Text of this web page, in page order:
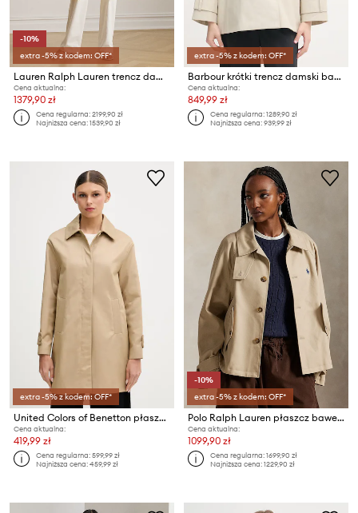
-10%
extra -5% z kodem: OFF*
Lauren Ralph Lauren trencz damski lniany
Cena aktualna:
1379,90 zł
Cena regularna:2199,90 zł
Najniższa cena:1539,90 zł
extra -5% z kodem: OFF*
Barbour krótki trencz damski bawełniany Maisy
Cena aktualna:
849,99 zł
Cena regularna:1289,90 zł
Najniższa cena:939,99 zł
extra -5% z kodem: OFF*
United Colors of Benetton płaszcz damski z bawełną
Cena aktualna:
419,99 zł
Cena regularna:599,99 zł
Najniższa cena:459,99 zł
-10%
extra -5% z kodem: OFF*
Polo Ralph Lauren płaszcz bawełniany
Cena aktualna:
1099,90 zł
Cena regularna:1699,90 zł
Najniższa cena:1229,90 zł